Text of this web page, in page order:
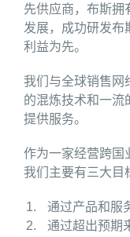
先供应商，布斯拥
发展，成功研发布
利益为先。
我们与全球销售网
的混炼技术和一流
提供服务。
作为一家经营跨国
我们主要有三大目
通过产品和服
通过超出预期